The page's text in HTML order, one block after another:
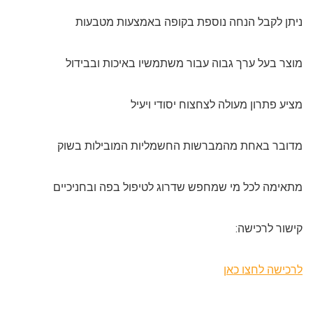
ניתן לקבל הנחה נוספת בקופה באמצעות מטבעות
מוצר בעל ערך גבוה עבור משתמשיו באיכות ובבידול
מציע פתרון מעולה לצחצוח יסודי ויעיל
מדובר באחת מהמברשות החשמליות המובילות בשוק
מתאימה לכל מי שמחפש שדרוג לטיפול בפה ובחניכיים
קישור לרכישה:
לרכישה לחצו כאן